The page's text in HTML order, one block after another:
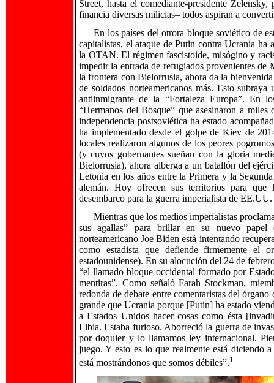
Street, hasta el comediante-presidente
financia diversas milicias– todos aspiran a
En los países del otrora bloque soviético de
capitalistas, el ataque de Putin contra Ucrania
la OTAN. El régimen fascistoide, misógino y
impedir la entrada de refugiados provenientes
la frontera con Bielorrusia, ahora da la
de soldados norteamericanos más. Esto
antiinmigrante de la “Fortaleza Europa”. En
“Hermanos del Bosque” que asesinaron a
independencia postsoviética ha estado
ha implementado desde el golpe de Kiev de
locales realizaron algunos de los peores
(y cuyos gobernantes sueñan con la gloria
Bielorrusia), ahora alberga a un batallón del
Letonia en los años entre la Primera y la
alemán. Hoy ofrecen sus territorios para
desembarco para la guerra imperialista de
Mientras que los medios imperialistas
sus agallas” para brillar en su nuevo
norteamericano Joe Biden está intentando
como estadista que defiende firmemente el
estadounidense). En su alocución del 24 de
“el llamado bloque occidental formado por
mentiras”. Como señaló Farah Stockman,
redonda de debate entre comentaristas del
grande que Ucrania porque [Putin] ha estado
a Estados Unidos hacer cosas como ésta
Libia. Estaba furioso. Aborreció la guerra de
por doquier y lo llamamos ley internacional.
juego. Y esto es lo que realmente está diciendo
está mostrándonos que somos débiles”.1